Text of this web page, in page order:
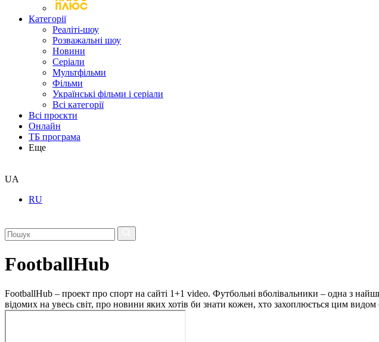
Категорії
Реаліті-шоу
Розважальні шоу
Новини
Серіали
Мультфільми
Фільми
Українські фільми і серіали
Всі категорії
Всі проєкти
Онлайн
ТБ програма
Еще
UA
RU
FootballHub
FootballHub – проект про спорт на сайті 1+1 video. Футбольні вболівальники – одна з
відомих на увесь світ, про новини яких хотів би знати кожен, хто захоплюється цим видом